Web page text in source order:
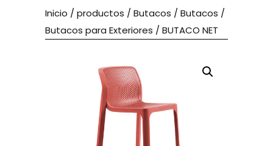
Inicio /productos /Butacos /Butacos /
Butacos para Exteriores / BUTACO NET